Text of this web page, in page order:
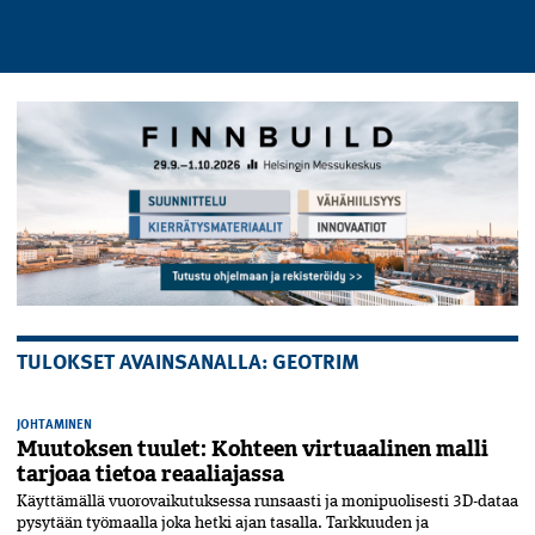
TULOKSET AVAINSANALLA: GEOTRIM
JOHTAMINEN
Muutoksen tuulet: Kohteen virtuaalinen malli
tarjoaa tietoa reaaliajassa
Käyttämällä vuorovaikutuksessa runsaasti ja monipuolisesti 3D-dataa
pysytään työmaalla joka hetki ajan tasalla. Tarkkuuden ja